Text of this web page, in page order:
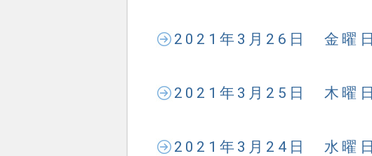
2021年3月26日 金曜日
2021年3月25日 木曜日
2021年3月24日 水曜日